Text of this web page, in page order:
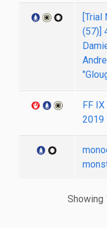
[Trial
(57)]
FF IX
2019
Showing